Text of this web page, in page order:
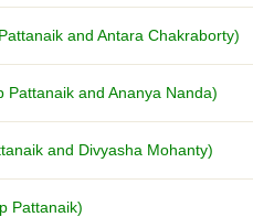
and Antara Chakraborty)
Pattanaik and Ananya Nanda)
and Divyasha Mohanty)
Pattanaik)